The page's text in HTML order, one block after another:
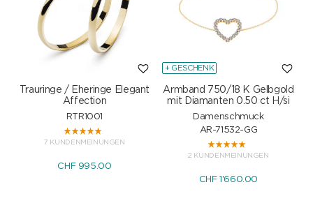
Trauringe / Eheringe Elegant
Affection
RTR1001
7 KUNDENMEINUNGEN
CHF 995.00
+ GESCHENK
Armband 750/18 K Gelbgold
mit Diamanten 0.50 ct H/si
Damenschmuck
AR-71532-GG
2 KUNDENMEINUNGEN
CHF 1'660.00